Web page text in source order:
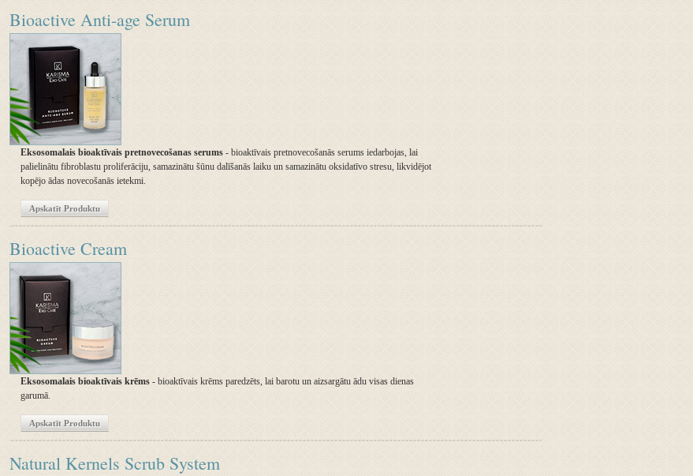
Bioactive Anti-age Serum
Eksosomalais bioaktīvais pretnovecošanas serums - bioaktīvais pretnovecošanās serums iedarbojas, lai
palielinātu fibroblastu proliferāciju, samazinātu šūnu dalīšanās laiku un samazinātu oksidatīvo stresu, likvidējot
kopējo ādas novecošanās ietekmi.
Apskatīt Produktu
Bioactive Cream
Eksosomalais bioaktīvais krēms - bioaktīvais krēms paredzēts, lai barotu un aizsargātu ādu visas dienas
garumā.
Apskatīt Produktu
Natural Kernels Scrub System